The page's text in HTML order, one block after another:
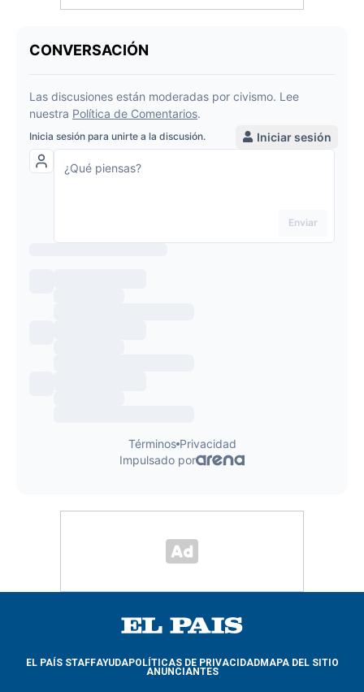
EL PAÍS STAFFAYUDAPOLÍTICAS DE PRIVACIDADMAPA DEL SITIO
ANUNCIANTES